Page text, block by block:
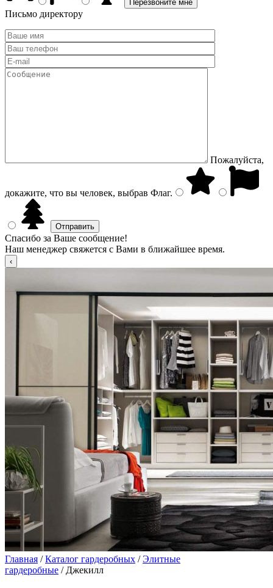
Письмо директору
Пожалуйста,
докажите, что вы человек, выбрав Флаг.
Спасибо за Ваше сообщение!
Наш менеджер свяжется с Вами в ближайшее время.
Главная /Каталог гардеробных /Элитные
гардеробные / Джекилл